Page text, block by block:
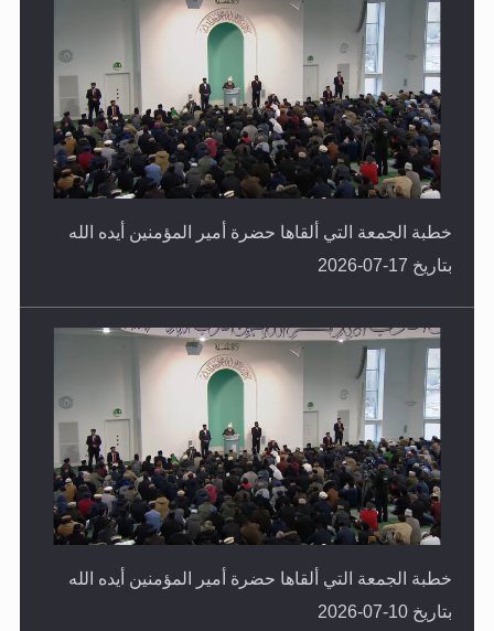
خطبة الجمعة التي ألقاها حضرة أمير المؤمنين أيده الله
بتاريخ 17-07-2026
خطبة الجمعة التي ألقاها حضرة أمير المؤمنين أيده الله
بتاريخ 10-07-2026